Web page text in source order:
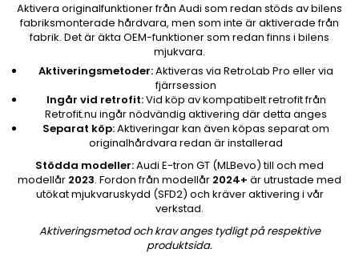
Aktivera originalfunktioner från Audi som redan stöds av bilens
fabriksmonterade hårdvara, men som inte är aktiverade från
fabrik. Det är äkta OEM-funktioner som redan finns i bilens
mjukvara.
Aktiveringsmetoder:Aktiveras via RetroLab Pro eller via
fjärrsession
Ingår vid retrofit:Vid köp av kompatibelt retrofit från
Retrofit.nu ingår nödvändig aktivering där detta anges
Separat köp:Aktiveringar kan även köpas separat om
originalhårdvara redan är installerad
Stödda modeller:Audi E-tron GT (MLBevo) till och med
modellår 2023. Fordon från modellår 2024+ är utrustade med
utökat mjukvaruskydd (SFD2) och kräver aktivering i vår
verkstad.
Aktiveringsmetod och krav anges tydligt på respektive
produktsida.